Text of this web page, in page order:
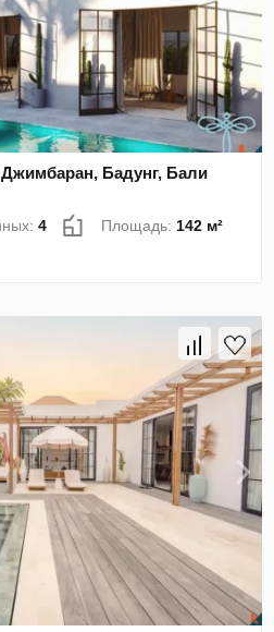
Бадунг, Бали
4 Площадь:142 м²